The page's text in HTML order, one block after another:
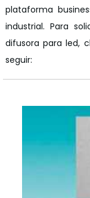
plataforma
industrial. Para
difusora para led,
seguir: